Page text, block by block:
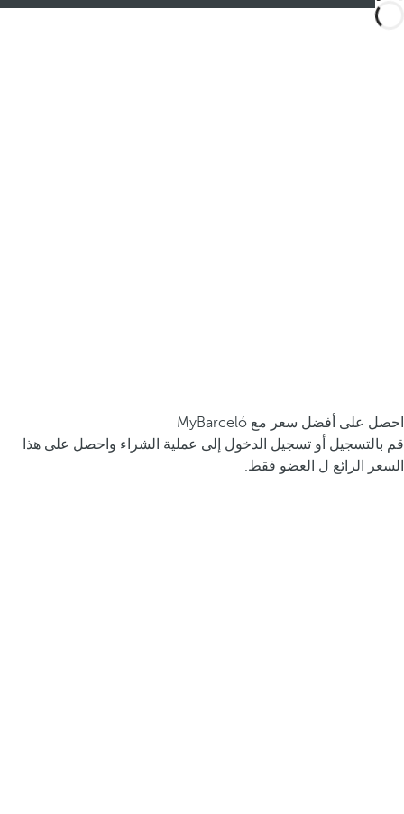
احصل على أفضل سعر مع MyBarceló
قم بالتسجيل أو تسجيل الدخول إلى عملية الشراء واحصل على هذا
السعر الرائع ل العضو فقط.